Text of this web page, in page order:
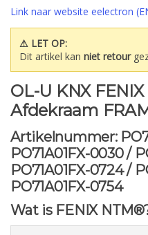
Link naar website eelectron
⚠ LET OP:
Dit artikel kan niet retour
OL-U KNX
Afdekraam
Artikelnummer:
PO71A01FX-0030 /
PO71A01FX-0724 /
PO71A01FX-0754
Wat is FENIX